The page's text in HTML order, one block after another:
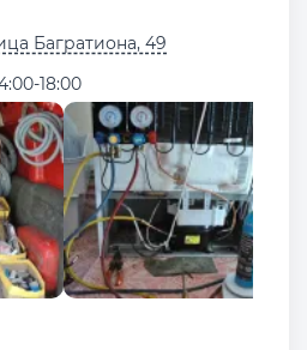
Багратиона, 49
18:00